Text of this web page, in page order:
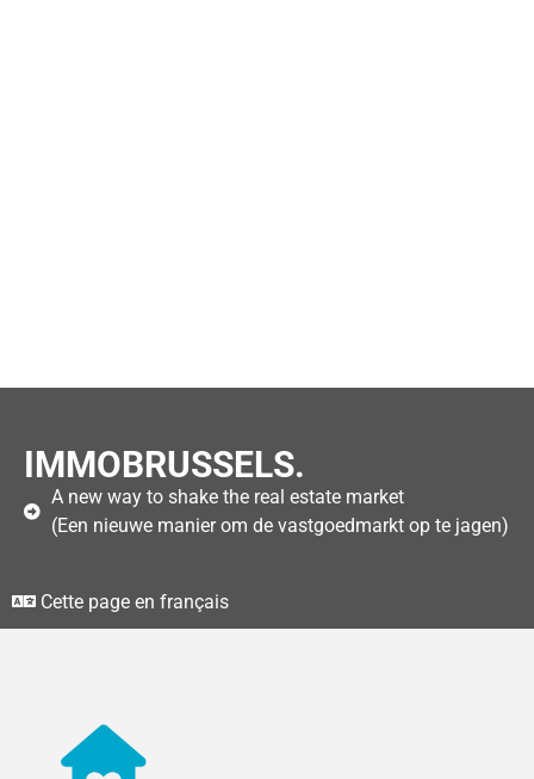
IMMOBRUSSELS.
A new way to shake the real estate market
(Een nieuwe manier om de vastgoedmarkt op te jagen)
Cette page en français